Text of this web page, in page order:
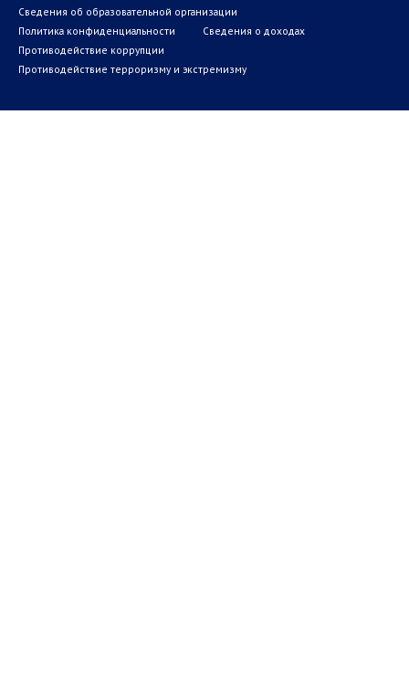
Сведения об образовательной организации
Политика конфиденциальности
Сведения о доходах
Противодействие коррупции
Противодействие терроризму и экстремизму